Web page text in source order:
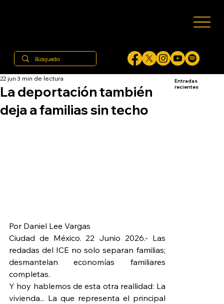
La deportación también
deja a familias sin techo
22 jun 3 min de lectura
Por Daniel Lee Vargas
Ciudad de México. 22 Junio 2026.- Las
redadas del ICE no solo separan familias;
desmantelan economías familiares
completas.
Y hoy hablemos de esta otra reallidad: La
vivienda... La que representa el principal
Entradas
recientes